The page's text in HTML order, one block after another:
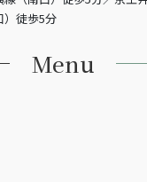
）徒歩5分
Menu